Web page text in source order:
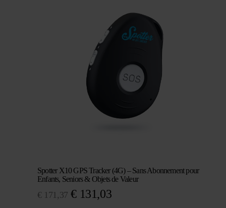
€ 105,83.
est :
€ 70,53.
Spotter X10 GPS Tracker (4G) – Sans Abonnement pour
Enfants, Seniors & Objets de Valeur
€ 171,37 Le
€ 131,03Le